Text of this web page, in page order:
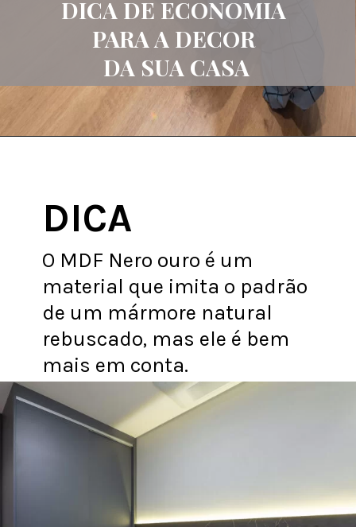
DICA DE ECONOMIA
PARA A DECOR
DA SUA CASA
DICA
O MDF Nero ouro é um
material que imita o padrão
de um mármore natural
rebuscado, mas ele é bem
mais em conta.